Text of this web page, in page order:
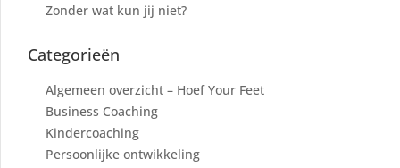
Zonder wat kun jij niet?
Categorieën
Algemeen overzicht – Hoef Your Feet
Business Coaching
Kindercoaching
Persoonlijke ontwikkeling